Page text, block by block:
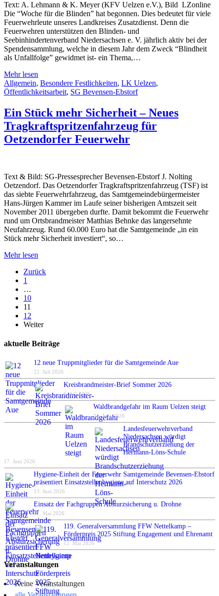
Text: A. Lehmann & K. Meyer (KFV Uelzen e.V.), Bild LZonline
Die “Woche für die Blinden” hat begonnen. Dies bedeutet für viele
Feuerwehrleute unseres Landkreises Zusatzdienst. Denn die
Feuerwehren unterstützen den Blinden- und
Seebinhindertenverband Niedersachsen e. V. jährlich aktiv bei der
Spendensammlung, welche in diesem Jahr dem Zweck “Blindheit
als Unfallfolge” gewidmet ist- ein Thema,…
Mehr lesen
Allgemein, Besondere Festlichkeiten, LK Uelzen,
Öffentlichkeitsarbeit, SG Bevensen-Ebstorf
Ein Stück mehr Sicherheit – Neues
Tragkraftspritzenfahrzeug für
Oetzendorfer Feuerwehr
Text & Bild: SG-Pressesprecher Bevensen-Ebstorf J. Nolting
Oetzendorf. Das Oetzendorfer Tragkraftspritzenfahrzeug (TSF) ist
das siebte Feuerwehrfahrzeug, das Samtgemeindebürgermeister
Hans-Jürgen Kammer im Laufe seiner bisherigen Amtszeit seit
November 2011 übergeben durfte. Damit bekommt die Feuerwehr
rund um Ortsbrandmeister Matthias Behnke das langersehnte
Neufahrzeug. Rund 60.000 Euro hat die Samtgemeinde „in ein
Stück mehr Sicherheit investiert“, so…
Mehr lesen
Zurück
1
…
10
11
12
Weiter
aktuelle Beiträge
12 neue Truppmitglieder für die Samtgemeinde Aue
22. Juli 2026
Kreisbrandmeister-Brief Sommer 2026
6. Juli 2026
Waldbrandgefahr im Raum Uelzen steigt
24. Juni 2026
Landesfeuerwehrverband
Niedersachsen würdigt
Brandschutzerziehung der
Hermann-Löns-Schule
17. Juni 2026
Hygiene-Einheit der Feuerwehr Samtgemeinde Bevensen-Ebstorf
präsentiert Einsatzstellenhygiene auf Interschutz 2026
13. Juni 2026
Einsatz der Fachgruppen Absturzsicherung u. Drohne
12. Mai 2026
119. Generalversammlung FFW Nettelkamp –
Förderpreis 2025 Stiftung Engagement und Ehrenamt
12. Mai 2026
Veranstaltungen
Keine Veranstaltungen